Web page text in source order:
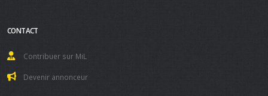
CONTACT
Contribuer sur MiL
Devenir annonceur